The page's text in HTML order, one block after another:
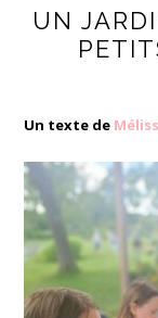
UN
Un texte de